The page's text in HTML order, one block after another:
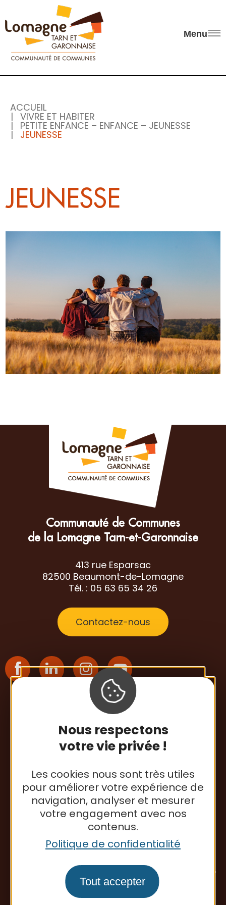
Panneau de gestion des cookies
Nous respectons
votre vie privée !
Les cookies nous sont très utiles
pour améliorer votre expérience de
navigation, analyser et mesurer
votre engagement avec nos
contenus.
Politique de confidentialité
Tout accepter
Menu
ACCUEIL
VIVRE ET HABITER
PETITE ENFANCE – ENFANCE – JEUNESSE
JEUNESSE
JEUNESSE
Communauté de Communes
de la Lomagne Tarn-et-Garonnaise
413 rue Esparsac
82500 Beaumont-de-Lomagne
Tél. : 05 63 65 34 26
Contactez-nous
S'inscrire à la newsletter
Office de tourisme